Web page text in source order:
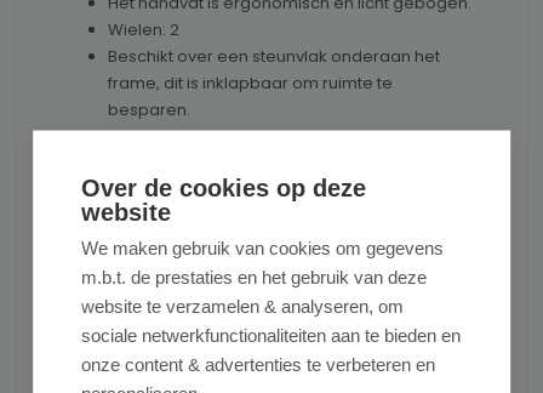
Wielen: 2
Beschikt over een steunvlak onderaan het
frame, dit is inklapbaar om ruimte te
besparen.
Inhoud: 43 liter
Afsluiten door middel van een flap.
Gemakkelijk afneembare zak.
Textiel van de zak is waterdicht.
Afmetingen
Over de cookies op deze
website
We maken gebruik van cookies om gegevens
m.b.t. de prestaties en het gebruik van deze
website te verzamelen & analyseren, om
sociale netwerkfunctionaliteiten aan te bieden en
onze content & advertenties te verbeteren en